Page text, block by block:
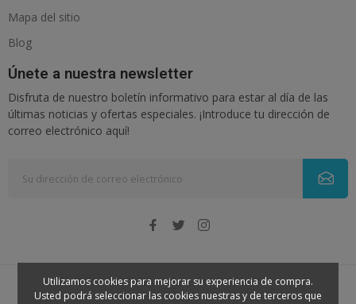
Mapa del sitio
Blog
Únete a nuestra newsletter
Disfruta de nuestro boletín informativo para estar al día de las
últimas noticias y ofertas especiales. ¡Introduce tu dirección de
correo electrónico aquí!
© 2026 - Nenena. Todos los derechos reservados
Utilizamos cookies para mejorar su experiencia de compra.
Usted podrá seleccionar las cookies nuestras y de terceros que